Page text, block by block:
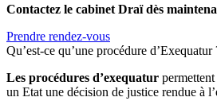
Contactez le cabinet Draï dès
Prendre rendez-vous
Qu’est-ce qu’une procédure d’Exequatur
Les procédures d’exequatur
un Etat une décision de justice rendue à